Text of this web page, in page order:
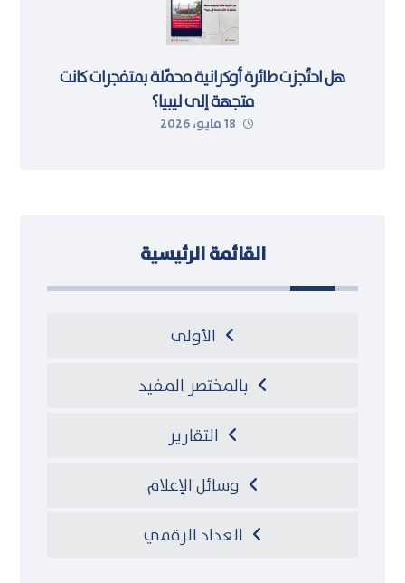
هل احتُجزت طائرة أوكرانية محمّلة بمتفجرات كانت
متجهة إلى ليبيا؟
18 مايو، 2026
القائمة الرئيسية
الأولى
بالمختصر المفيد
التقارير
وسائل الإعلام
العداد الرقمي